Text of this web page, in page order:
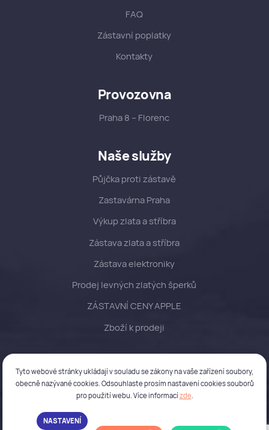
FAQ
Zástavní poplatky
Kontakty
Provozovna
Praha 8 – Florenc
Naše služby
Půjčka proti zástavě
Zastavárna Praha
Výkup zlata a stříbra
Zástava zlata a stříbra
Zástava elektroniky
Prodej levných zlatých šperků
ZÁSTAVNÍ CENY APPLE
Zboží k prodeji
© 2022 Profihotovost s. r. o. – Všechna práva vyhrazena –GDPR– Obchodní
podmínky
Tyto webové stránky ukládají v souladu se zákony na vaše zařízení soubory,
obecně nazývané cookies. Odsouhlaste prosím nastavení cookies souborů
pro použití webu. Více informacízde.
NASTAVENÍ